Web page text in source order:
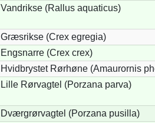
Vandrikse (Rallus aquaticus)
Græsrikse (Crex egregia)
Engsnarre (Crex crex)
Hvidbrystet Rørhøne (Amaurornis
Lille Rørvagtel (Porzana parva)
Dværgrørvagtel (Porzana pusilla)